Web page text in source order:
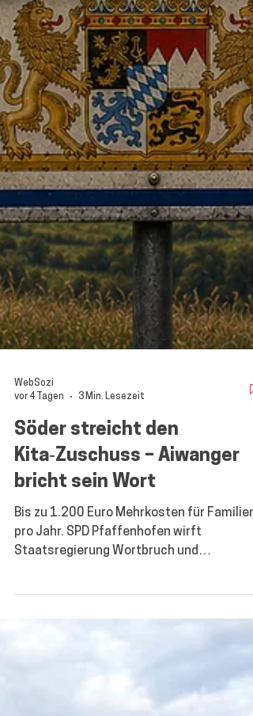
WebSozi
vor 4 Tagen
3 Min. Lesezeit
Söder streicht den
bricht sein Wort
Bis zu 1.200 Euro Mehrkosten für Familien
Staatsregierung Wortbruch und
Regierungsmehrheit aus CSU und Freien
Wählern die Reform des Bayerischen